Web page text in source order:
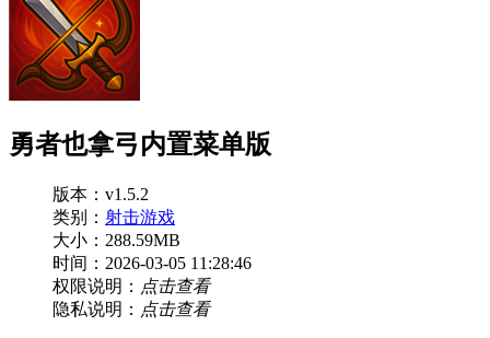
勇者也拿弓内置菜单版
版本：v1.5.2
类别： 射击游戏
大小：288.59MB
时间：2026-03-05 11:28:46
权限说明： 点击查看
隐私说明： 点击查看